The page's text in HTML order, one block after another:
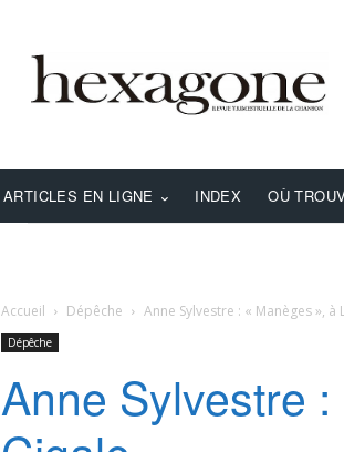
ARTICLES EN LIGNE INDEX OÙ
Accueil Dépêche Anne Sylvestre : « Manèges », à
Dépêche
Anne Sylvestre